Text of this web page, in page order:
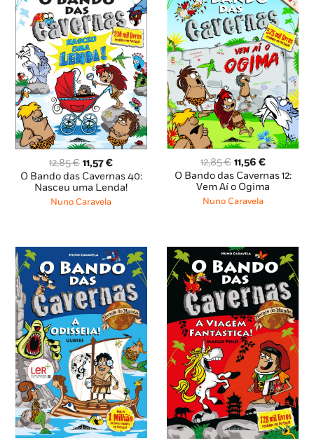
12,85€ O
preço
original
era:
11,57€O
preço
atual
O Bando das Cavernas 40:
Nasceu uma Lenda!
Nuno Caravela
12,85€ O
preço
original
era:
11,56 €O
preço
atual
O Bando das Cavernas 12:
Vem Aí o Ogima
Nuno Caravela